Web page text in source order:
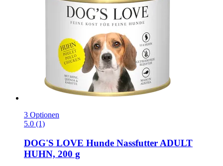
3 Optionen
5.0 (1)
DOG'S LOVE Hunde Nassfutter ADULT
HUHN, 200 g